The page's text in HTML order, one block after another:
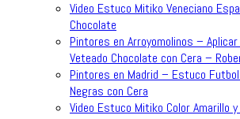
Video Estuco Mitiko Veneciano
Chocolate
Pintores en Arroyomolinos –
Veteado Chocolate con Cera –
Pintores en Madrid – Estuco
Negras con Cera
Video Estuco Mitiko Color Amarillo